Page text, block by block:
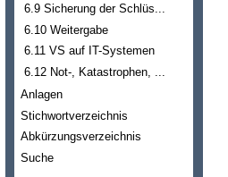
6.9 Sicherung der Schlüs...
6.10 Weitergabe
6.11 VS auf IT-Systemen
6.12 Not-, Katastrophen, ...
Anlagen
Stichwortverzeichnis
Abkürzungsverzeichnis
Suche